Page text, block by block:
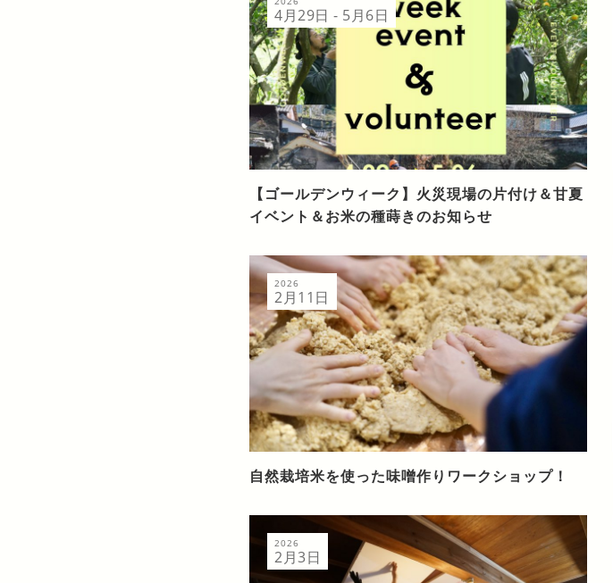
4月29日 - 5月6日
【ゴールデンウィーク】火災現場の片付け＆甘夏
イベント＆お米の種蒔きのお知らせ
2026
2月11日
自然栽培米を使った味噌作りワークショップ！
2026
2月3日